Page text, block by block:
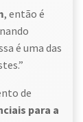
, então é
é uma das
de
para a